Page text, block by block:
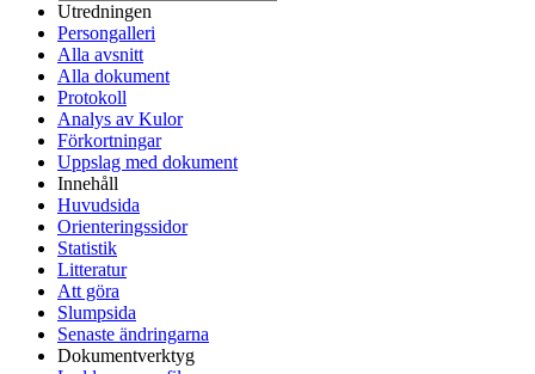
Utredningen
Persongalleri
Alla avsnitt
Alla dokument
Protokoll
Analys av Kulor
Förkortningar
Uppslag med dokument
Innehåll
Huvudsida
Orienteringssidor
Statistik
Litteratur
Att göra
Slumpsida
Senaste ändringarna
Dokumentverktyg